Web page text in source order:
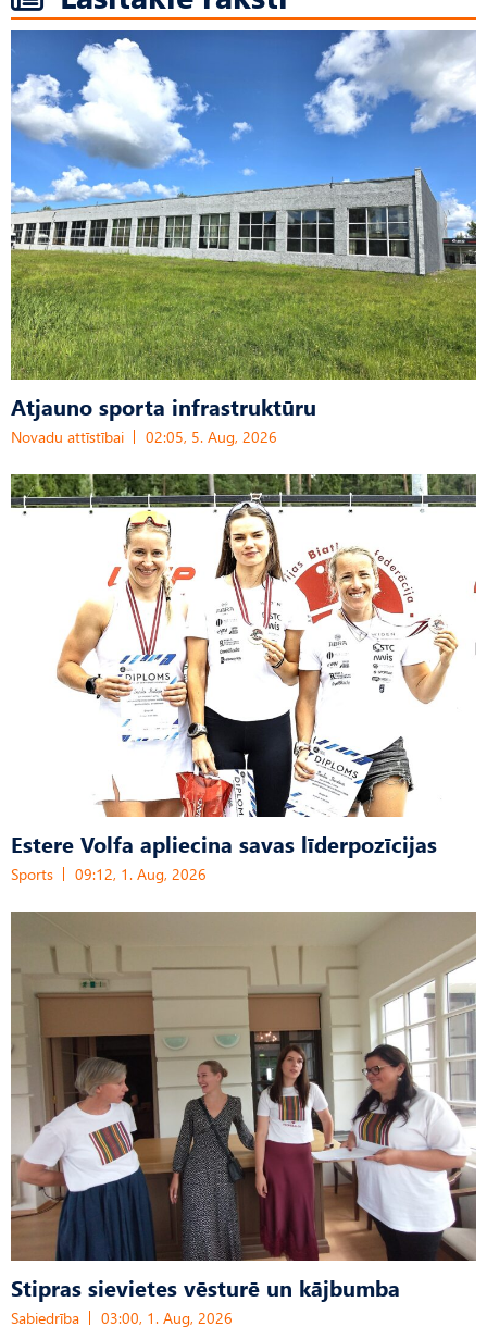
Atjauno sporta infrastruktūru
Novadu attīstībai 02:05, 5. Aug, 2026
Estere Volfa apliecina savas līderpozīcijas
Sports 09:12, 1. Aug, 2026
Stipras sievietes vēsturē un kājbumba
Sabiedrība 03:00, 1. Aug, 2026